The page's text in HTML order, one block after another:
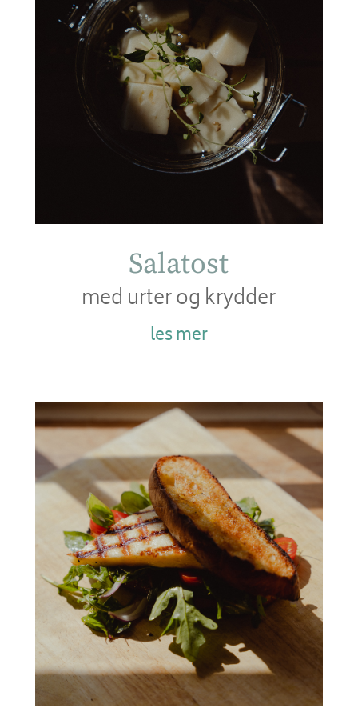
Salatost
med urter og krydder
les mer